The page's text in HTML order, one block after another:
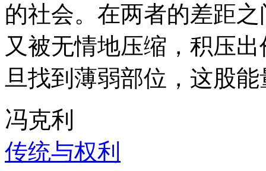
的社会。在两者的差距
又被无情地压缩，积压
旦找到薄弱部位，这股
冯克利
传统与权利